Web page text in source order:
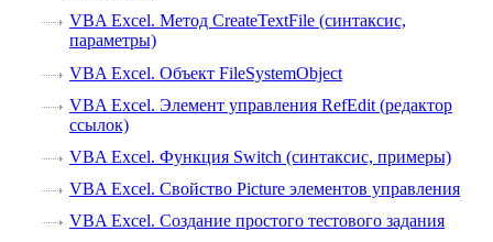
VBA Excel. Метод CreateTextFile (синтаксис,
параметры)
VBA Excel. Объект FileSystemObject
VBA Excel. Элемент управления RefEdit (редактор
ссылок)
VBA Excel. Функция Switch (синтаксис, примеры)
VBA Excel. Свойство Picture элементов управления
VBA Excel. Создание простого тестового задания